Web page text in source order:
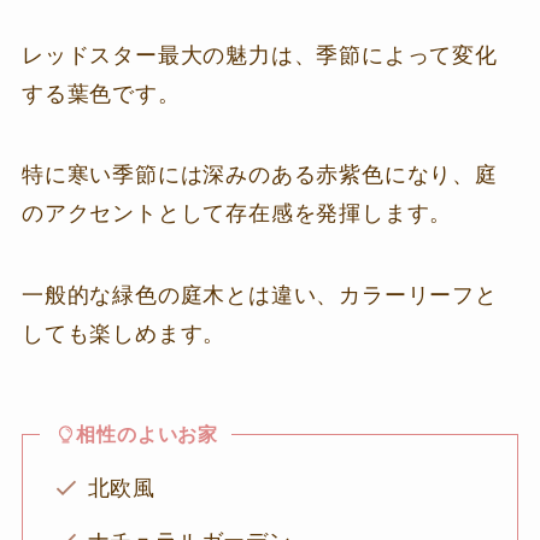
レッドスター最大の魅力は、季節によって変化
する葉色です。
特に寒い季節には深みのある赤紫色になり、庭
のアクセントとして存在感を発揮します。
一般的な緑色の庭木とは違い、カラーリーフと
しても楽しめます。
相性のよいお家
北欧風